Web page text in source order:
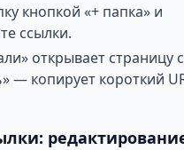
кнопкой «+ папка» и
ссылки.
открывает страницу
— копирует короткий